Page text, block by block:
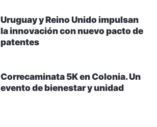
Uruguay y Reino Unido impulsan
la innovación con nuevo pacto de
patentes
Correcaminata 5K en Colonia. Un
evento de bienestar y unidad